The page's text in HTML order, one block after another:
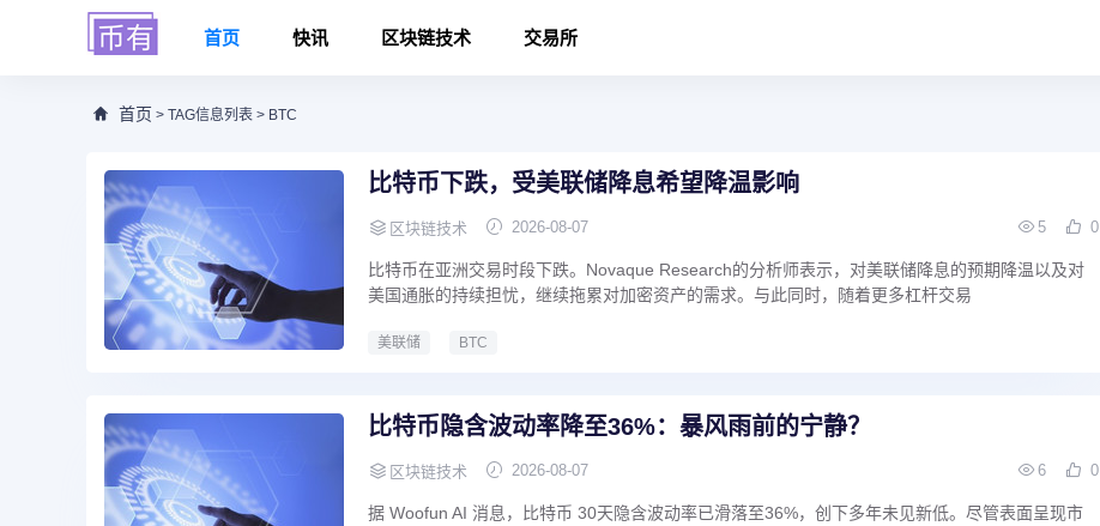
首页 快讯 区块链技术 交易所
首页 > TAG信息列表 > BTC
比特币下跌，受美联储降息希望降温影响
区块链技术 2026-08-07 5 0
比特币在亚洲交易时段下跌。Novaque Research的分析师表示，对美联储降息的预期降温以及对
美国通胀的持续担忧，继续拖累对加密资产的需求。与此同时，随着更多杠杆交易
美联储 BTC
比特币隐含波动率降至36%：暴风雨前的宁静？
区块链技术 2026-08-07 6 0
据 Woofun AI 消息，比特币 30天隐含波动率已滑落至36%，创下多年未见新低。尽管表面呈现市